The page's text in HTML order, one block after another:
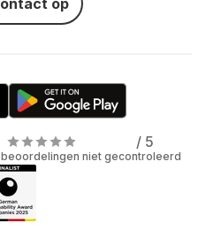
op
/ 5
niet gecontroleerd